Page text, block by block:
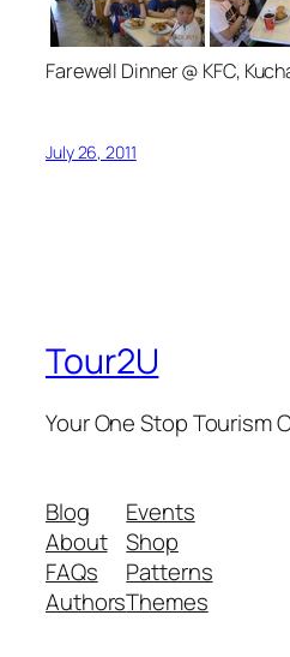
Farewell Dinner @ KFC,
July 26, 2011
Tour2U
Your One Stop Tourism
Blog
About
FAQs
Authors
Events
Shop
Patterns
Themes